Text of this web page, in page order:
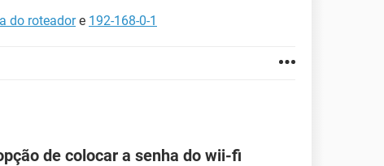
do roteadore 192-168-0-1
de colocar a senha do wii-fi